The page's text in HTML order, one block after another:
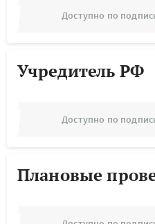
Доступно по
Учредитель РФ
Доступно по
Плановые